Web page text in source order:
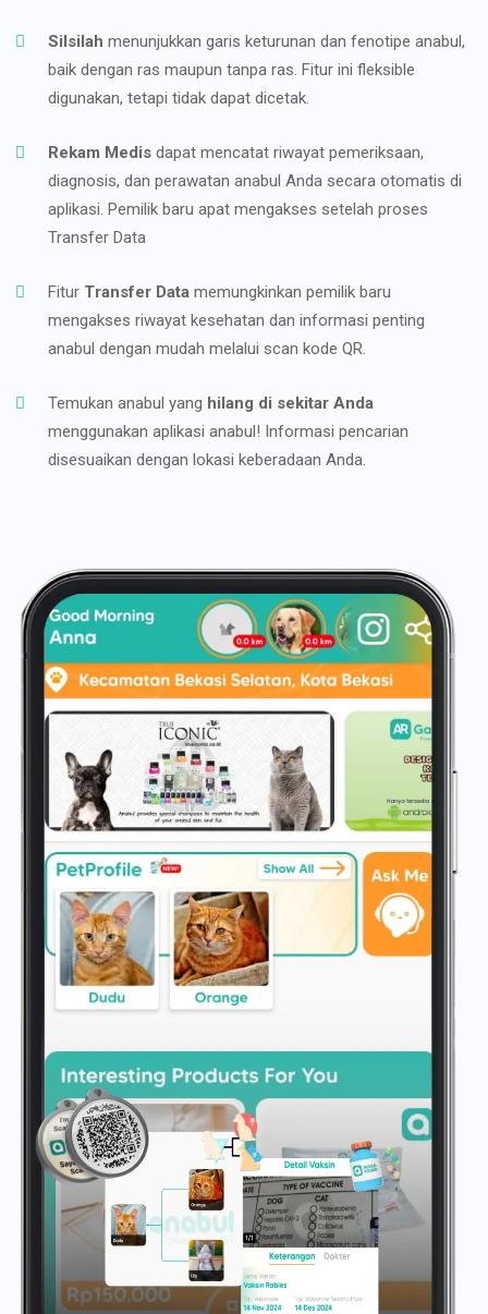
Silsilah menunjukkan garis keturunan dan fenotipe anabul,
baik dengan ras maupun tanpa ras. Fitur ini fleksible
digunakan, tetapi tidak dapat dicetak.
Rekam Medis dapat mencatat riwayat pemeriksaan,
diagnosis, dan perawatan anabul Anda secara otomatis di
aplikasi. Pemilik baru apat mengakses setelah proses
Transfer Data
Fitur Transfer Data memungkinkan pemilik baru
mengakses riwayat kesehatan dan informasi penting
anabul dengan mudah melalui scan kode QR.
Temukan anabul yang hilang di sekitar Anda
menggunakan aplikasi anabul! Informasi pencarian
disesuaikan dengan lokasi keberadaan Anda.